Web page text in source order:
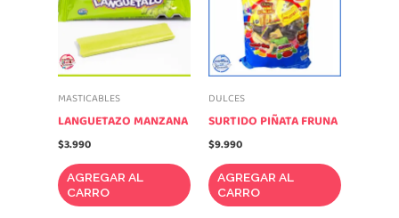
MASTICABLES
LANGUETAZO MANZANA
$3.990
AGREGAR AL
CARRO
DULCES
SURTIDO PIÑATA FRUNA
$9.990
AGREGAR AL
CARRO